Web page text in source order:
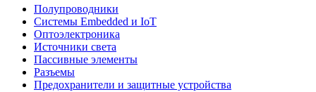
Полупроводники
Системы Embedded и IoT
Oптоэлектроника
Источники света
Пассивные элементы
Разъeмы
Предохранители и защитные устройства